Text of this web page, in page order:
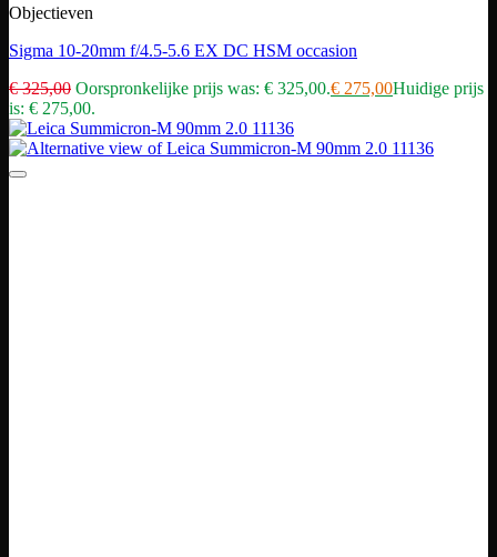
Objectieven
Sigma 10-20mm f/4.5-5.6 EX DC HSM occasion
€325,00 Oorspronkelijke prijs was: € 325,00.€ 275,00Huidige prijs
is: € 275,00.